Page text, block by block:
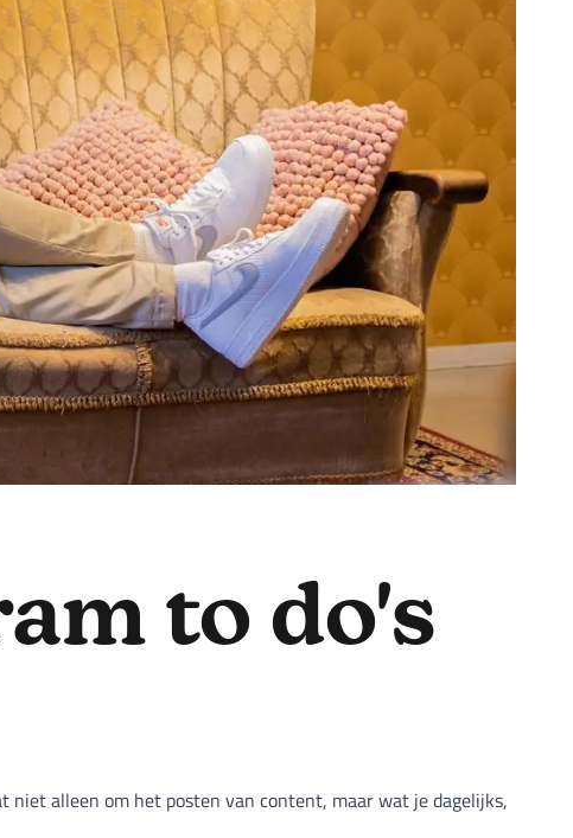
to do's
niet alleen om het posten van content, maar wat je dagelijks,